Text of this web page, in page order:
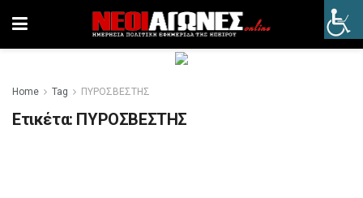
Home Tag ΠΥΡΟΣΒΕΣΤΗΣ
Ετικέτα: ΠΥΡΟΣΒΕΣΤΗΣ